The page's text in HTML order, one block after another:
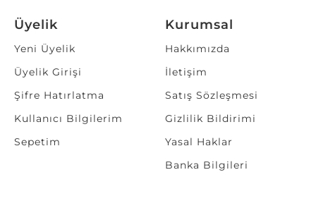
Üyelik
Yeni Üyelik
Üyelik Girişi
Şifre Hatırlatma
Kullanıcı Bilgilerim
Sepetim
Kurumsal
Hakkımızda
İletişim
Satış Sözleşmesi
Gizlilik Bildirimi
Yasal Haklar
Banka Bilgileri